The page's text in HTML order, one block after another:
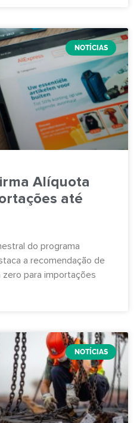
NOTÍCIAS
Alíquota
até
do programa
a recomendação de
para importações
NOTÍCIAS